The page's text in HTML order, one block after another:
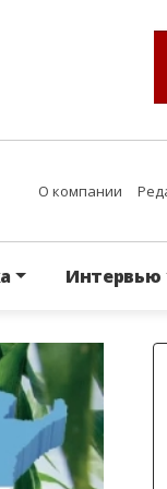
О компании
Интервью